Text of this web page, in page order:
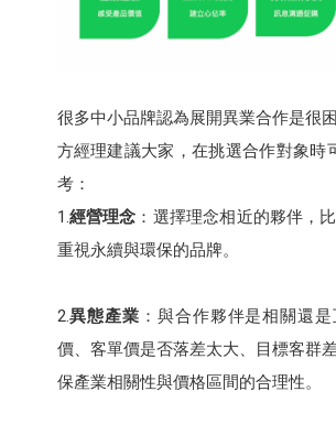
很多中小品牌認為展開異業合作是很
方經理建議大家，在挑選合作對象時
考：
1.經營理念 ：選擇理念相近的夥伴，
重視永續與環保的品牌。
2.異態產業 ：與合作夥伴是相關還
價、客單價是否落差太大、目標客群
保產業相關性與價格區間的合理性。